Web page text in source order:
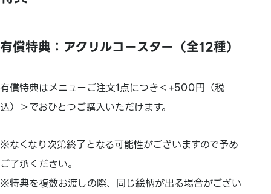
有償特典：アクリルコースター（全12種）
有償特典はメニューご注文1点につき＜+500円（税
込）＞でおひとつご購入いただけます。
※なくなり次第終了となる可能性がございますので予め
ご了承ください。
※特典を複数お渡しの際、同じ絵柄が出る場合がござい